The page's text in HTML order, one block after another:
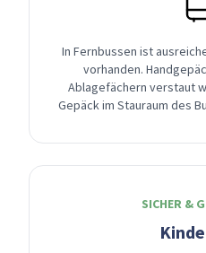
In Fernbussen ist
vorhanden.
Ablagefächern verstaut
Gepäck im Stauraum des
SICHER &